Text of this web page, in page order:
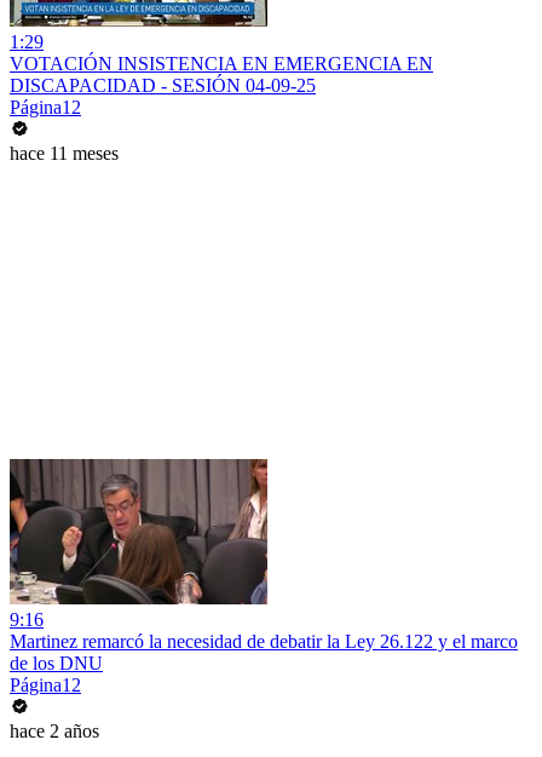
1:29
VOTACIÓN INSISTENCIA EN EMERGENCIA EN
DISCAPACIDAD - SESIÓN 04-09-25
Página12
hace 11 meses
9:16
Martinez remarcó la necesidad de debatir la Ley 26.122 y el marco
de los DNU
Página12
hace 2 años